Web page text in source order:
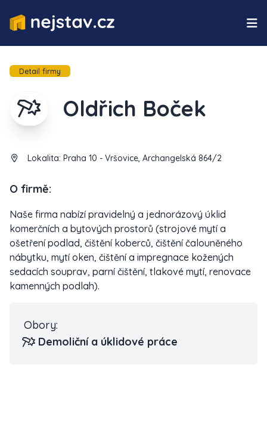
Detail firmy
Oldřich Boček
Lokalita: Praha 10 - Vršovice, Archangelská 864/2
O firmě:
Naše firma nabízí pravidelný a jednorázový úklid
komerčních a bytových prostorů (strojové mytí a
ošetření podlad, čištění koberců, čištění čalouněného
nábytku, mytí oken, čištění a impregnace kožených
sedacích souprav, parní čištění, tlakové mytí, renovace
kamenných podlah).
Obory:
Demoliční a úklidové práce